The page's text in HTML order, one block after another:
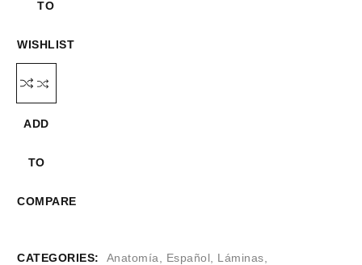
TO
WISHLIST
ADD
TO
COMPARE
CATEGORIES: Anatomía Español Láminas